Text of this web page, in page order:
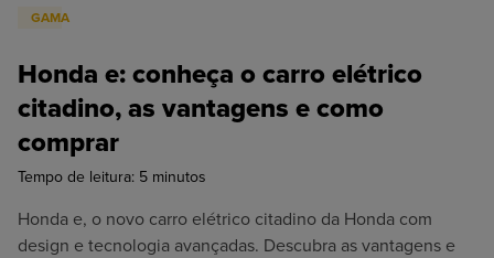
GAMA
Honda e: conheça o carro elétrico
citadino, as vantagens e como
comprar
Tempo de leitura: 5 minutos
Honda e, o novo carro elétrico citadino da Honda com
design e tecnologia avançadas. Descubra as vantagens e